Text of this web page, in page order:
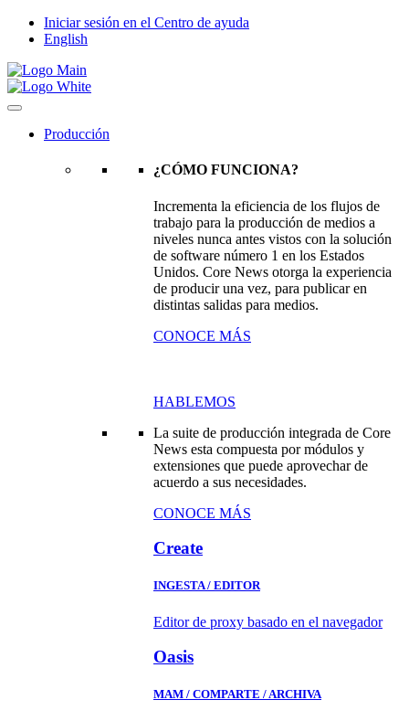
Iniciar sesión en el Centro de ayuda
English
Producción
¿CÓMO FUNCIONA?
Incrementa la eficiencia de los flujos de
trabajo para la producción de medios a
niveles nunca antes vistos con la solución
de software número 1 en los Estados
Unidos. Core News otorga la experiencia
de producir una vez, para publicar en
distintas salidas para medios.
CONOCE MÁS
HABLEMOS
La suite de producción integrada de Core
News esta compuesta por módulos y
extensiones que puede aprovechar de
acuerdo a sus necesidades.
CONOCE MÁS
Create
INGESTA / EDITOR
Editor de proxy basado en el navegador
Oasis
MAM / COMPARTE / ARCHIVA